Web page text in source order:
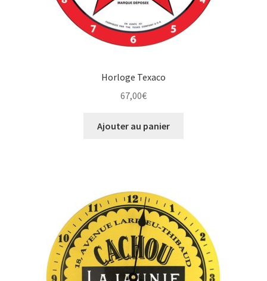
Horloge Texaco
67,00€
Ajouter au panier